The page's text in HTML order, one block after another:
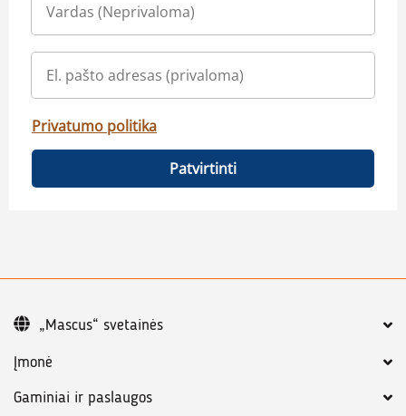
Privatumo politika
Patvirtinti
Įmonė
Gaminiai ir paslaugos
„Mascus“ svetainės